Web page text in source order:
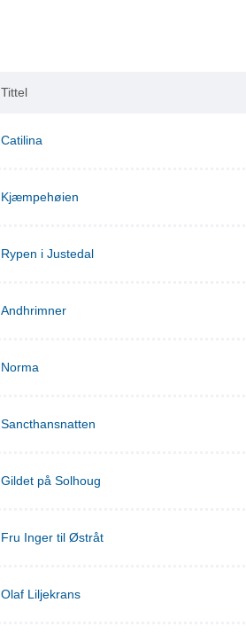
Tittel
Catilina
Kjæmpehøien
Rypen i Justedal
Andhrimner
Norma
Sancthansnatten
Gildet på Solhoug
Fru Inger til Østråt
Olaf Liljekrans